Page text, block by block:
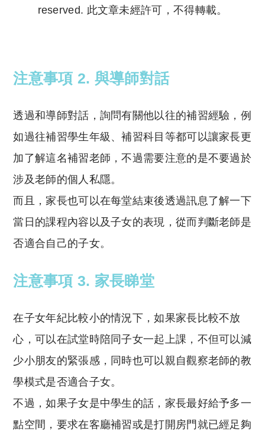
reserved. 此文章未經許可，不得轉載。
注意事項 2. 與導師對話
透過和導師對話，詢問有關他以往的補習經驗，例
如過往補習學生年級、補習科目等都可以讓家長更
加了解這名補習老師，不過需要注意的是不要過於
涉及老師的個人私隱。
而且，家長也可以在每堂結束後透過訊息了解一下
當日的課程內容以及子女的表現，從而判斷老師是
否適合自己的子女。
注意事項 3. 家長睇堂
在子女年紀比較小的情況下，如果家長比較不放
心，可以在試堂時陪同子女一起上課，不但可以減
少小朋友的緊張感，同時也可以親自觀察老師的教
學模式是否適合子女。
不過，如果子女是中學生的話，家長最好給予多一
點空間，要求在客廳補習或是打開房門就已經足夠